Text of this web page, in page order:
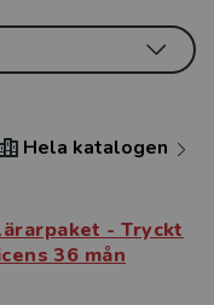
Hela katalogen
- Tryckt
36 mån